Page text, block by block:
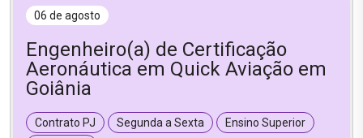
06 de agosto
Engenheiro(a) de Certificação
Aeronáutica em Quick Aviação em
Goiânia
Contrato PJ Segunda a Sexta
Ensino Superior